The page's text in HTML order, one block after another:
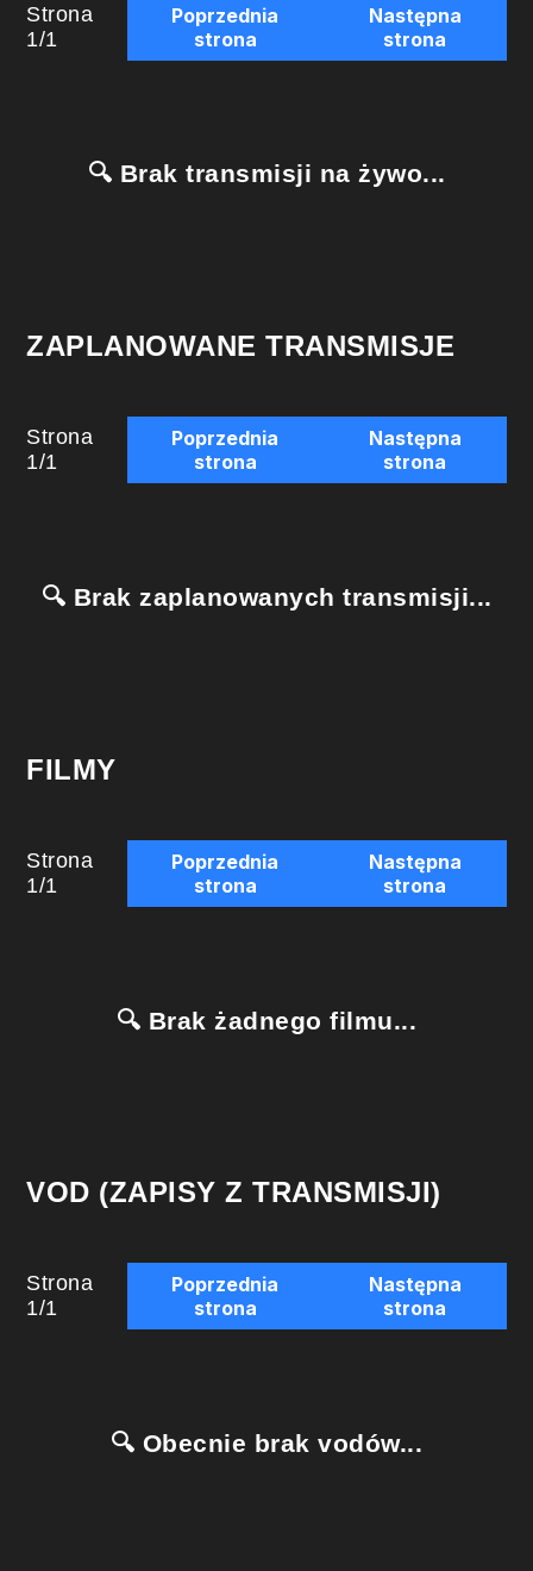
Strona
1/1
Poprzednia
strona
Następna
strona
🔍 Brak transmisji na żywo...
ZAPLANOWANE TRANSMISJE
Strona
1/1
Poprzednia
strona
Następna
strona
🔍 Brak zaplanowanych transmisji...
FILMY
Strona
1/1
Poprzednia
strona
Następna
strona
🔍 Brak żadnego filmu...
VOD (ZAPISY Z TRANSMISJI)
Strona
1/1
Poprzednia
strona
Następna
strona
🔍 Obecnie brak vodów...